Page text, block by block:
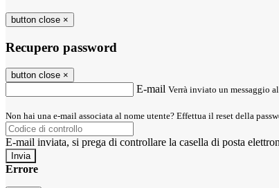
button close ×
Recupero password
button close ×
E-mail Verrà inviato un messaggio
Non hai una e-mail associata al nome utente? Effettua il reset della
E-mail inviata, si prega di controllare la casella di posta
Errore